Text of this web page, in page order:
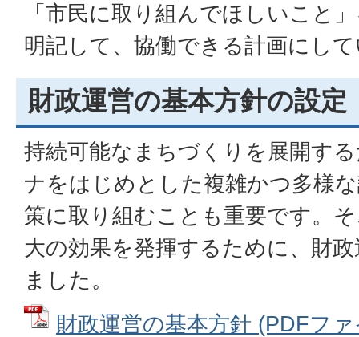
「市民に取り組んでほしいこと
明記して、協働できる計画にし
財政運営の基本方針の設定
持続可能なまちづくりを展開す
ナをはじめとした複雑かつ多様
策に取り組むことも重要です。
大の効果を発揮するために、財
ました。
財政運営の基本方針 (PDFフ